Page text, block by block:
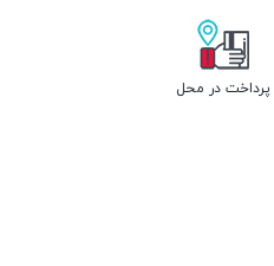
پرداخت در محل